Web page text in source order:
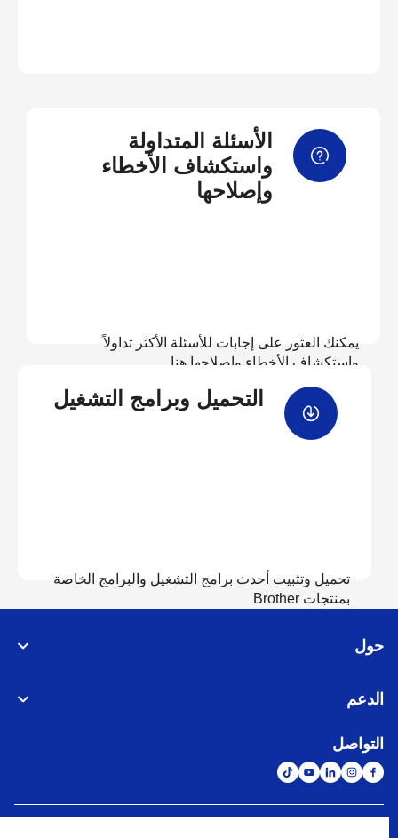
الأسئلة المتداولة
واستكشاف الأخطاء
وإصلاحها
يمكنك العثور على إجابات للأسئلة الأكثر تداولاً
واستكشاف الأخطاء وإصلاحها هنا
عرض الأسئلة المتداولة
التحميل وبرامج التشغيل
تحميل وتثبيت أحدث برامج التشغيل والبرامج الخاصة
بمنتجات Brother
حول
الدعم
التواصل